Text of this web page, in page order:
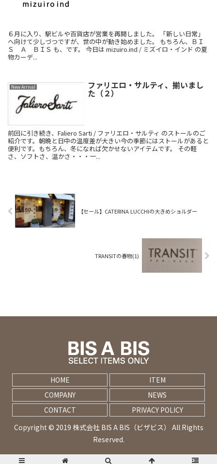
６月に入り、駅ビルや百貨店が営業を再開しました。 「新しい日常」
へ向けて少しづつですが、世の中が動き始めました。 もちろん、ＢＩ
Ｓ Ａ ＢＩＳ も、です。 今日は mizuiro.ind / ミズイロ・インド の夏
物カーデ...
New Arrival ファリエロ・サルティ、揃いまし
た（２）
前回に引き続き、Faliero Sarti / ファリエロ・サルティ のストールのご
紹介です。朝晩と日中の温度差が大きい今の季節にはストールがあると
便利です。もちろん、冬になれば欠かせないアイテムです。 その軽
さ、ソフトさ、温かさ・・・一...
【セール】CATERINA LUCCHIの大きめショルダー
TRANSITの春物(1)
HOME
ITEM
COMPANY
NEWS
CONTACT
PRIVACY POLICY
Copyright © 2019 株式会社 BIS A BIS（ビザビス） All Rights
Reserved.